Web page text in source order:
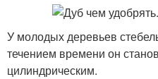
У молодых деревьев
течением времени он
цилиндрическим.